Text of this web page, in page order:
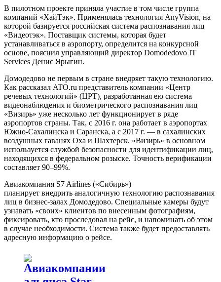
В пилотном проекте приняла участие в том числе группа
компаний «ХайТэк». Применялась технология AnyVision, на
которой базируется российская система распознавания лиц
«Видеотэк». Поставщик системы, которая будет
устанавливаться в аэропорту, определится на конкурсной
основе, пояснил управляющий директор Domodedovo IT
Services Денис Ярыгин.
Домодедово не первым в стране внедряет такую технологию.
Как рассказал ATO.ru представитель компании «Центр
речевых технологий» (ЦРТ), разработанная ею система
видеонаблюдения и биометрического распознавания лиц
«Визирь» уже несколько лет функционирует в ряде
аэропортов страны. Так, с 2016 г. она работает в аэропортах
Южно-Сахалинска и Саранска, а с 2017 г. — в сахалинских
воздушных гаванях Оха и Шахтерск. «Визирь» в основном
используется службой безопасности для идентификации лиц,
находящихся в федеральном розыске. Точность верификации
составляет 90–99%.
Авиакомпания S7 Airlines («Сибирь»)
планирует внедрить аналогичную технологию распознавания
лиц в бизнес-залах Домодедово. Специальные камеры будут
узнавать «своих» клиентов по внесенным фотографиям,
фиксировать, кто проследовал на рейс, и напоминать об этом
в случае необходимости. Система также будет предоставлять
адресную информацию о рейсе.